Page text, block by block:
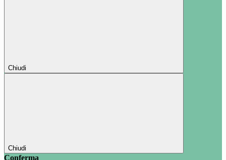
Chiudi
Chiudi
Conferma